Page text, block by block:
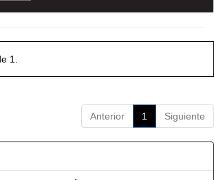
1.
Anterior 1 Siguiente